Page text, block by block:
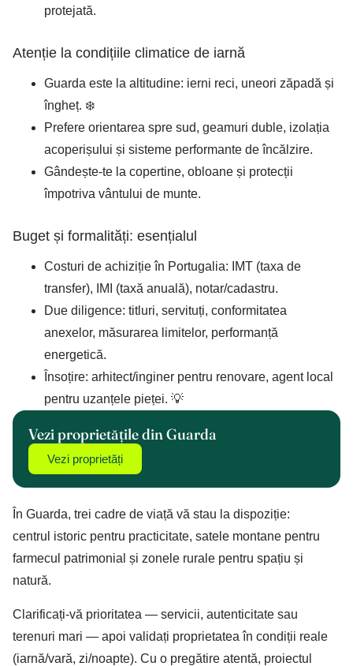
protejată.
Atenție la condițiile climatice de iarnă
Guarda este la altitudine: ierni reci, uneori zăpadă și
îngheț. ❄️
Prefere orientarea spre sud, geamuri duble, izolația
acoperișului și sisteme performante de încălzire.
Gândește-te la copertine, obloane și protecții
împotriva vântului de munte.
Buget și formalități: esențialul
Costuri de achiziție în Portugalia: IMT (taxa de
transfer), IMI (taxă anuală), notar/cadastru.
Due diligence: titluri, servituți, conformitatea
anexelor, măsurarea limitelor, performanță
energetică.
Însoțire: arhitect/inginer pentru renovare, agent local
pentru uzanțele pieței. 💡
Vezi proprietățile din Guarda
Vezi proprietăți
În Guarda, trei cadre de viață vă stau la dispoziție:
centrul istoric pentru practicitate, satele montane pentru
farmecul patrimonial și zonele rurale pentru spațiu și
natură.
Clarificați-vă prioritatea — servicii, autenticitate sau
terenuri mari — apoi validați proprietatea în condiții reale
(iarnă/vară, zi/noapte). Cu o pregătire atentă, proiectul